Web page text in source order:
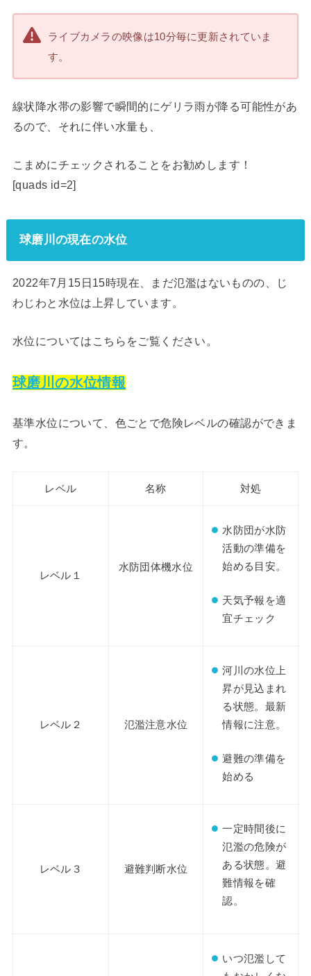
ライブカメラの映像は10分毎に更新されていま
す。
線状降水帯の影響で瞬間的にゲリラ雨が降る可能性があ
るので、それに伴い水量も、
こまめにチェックされることをお勧めします！
[quads id=2]
球磨川の現在の水位
2022年7月15日15時現在、まだ氾濫はないものの、じ
わじわと水位は上昇しています。
水位についてはこちらをご覧ください。
球磨川の水位情報
基準水位について、色ごとで危険レベルの確認ができま
す。
レベル 名称 対処
レベル１
水防団体機水位
水防団が水防
活動の準備を
始める目安。
天気予報を適
宜チェック
レベル２ 氾濫注意水位
河川の水位上
昇が見込まれ
る状態。最新
情報に注意。
避難の準備を
始める
レベル３ 避難判断水位
一定時間後に
氾濫の危険が
ある状態。避
難情報を確
認。
いつ氾濫して